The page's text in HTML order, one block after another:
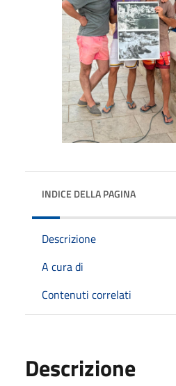
INDICE DELLA PAGINA
Descrizione
A cura di
Contenuti correlati
Descrizione